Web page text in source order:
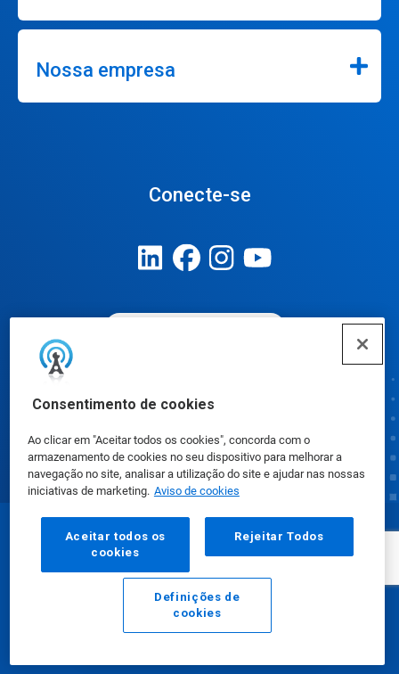
Consentimento de cookies
Ao clicar em "Aceitar todos os cookies", concorda com o
armazenamento de cookies no seu dispositivo para melhorar a
navegação no site, analisar a utilização do site e ajudar nas nossas
iniciativas de marketing. Aviso de cookies
Aceitar todos os
cookies
Rejeitar Todos
Definições de
cookies
Nossa empresa
Conecte-se
E-mail Ligar
© Ecolab Inc. 2025
Fichas de Informação de Segurança de Produtos
Política de Privacidade